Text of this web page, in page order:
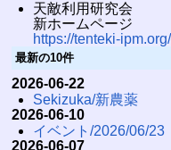
天敵利用研究会
新ホームページ
https://tenteki-ipm.org/
最新の10件
2026-06-22
Sekizuka/新農薬
2026-06-10
イベント/2026/06/23
2026-06-07